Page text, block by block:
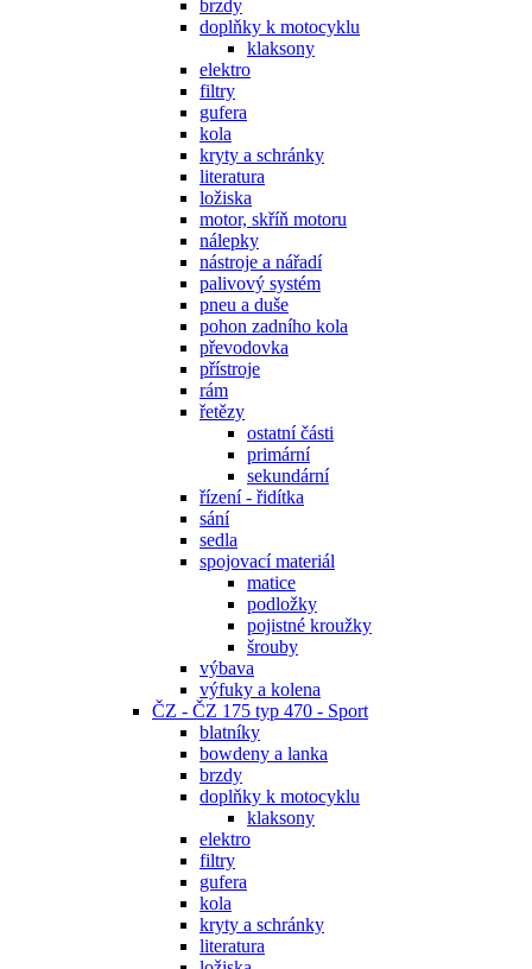
brzdy
doplňky k motocyklu
klaksony
elektro
filtry
gufera
kola
kryty a schránky
literatura
ložiska
motor, skříň motoru
nálepky
nástroje a nářadí
palivový systém
pneu a duše
pohon zadního kola
převodovka
přístroje
rám
řetězy
ostatní části
primární
sekundární
řízení - řidítka
sání
sedla
spojovací materiál
matice
podložky
pojistné kroužky
šrouby
výbava
výfuky a kolena
ČZ - ČZ 175 typ 470 - Sport
blatníky
bowdeny a lanka
brzdy
doplňky k motocyklu
klaksony
elektro
filtry
gufera
kola
kryty a schránky
literatura